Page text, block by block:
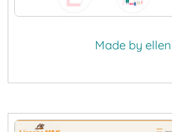
Made by ellen